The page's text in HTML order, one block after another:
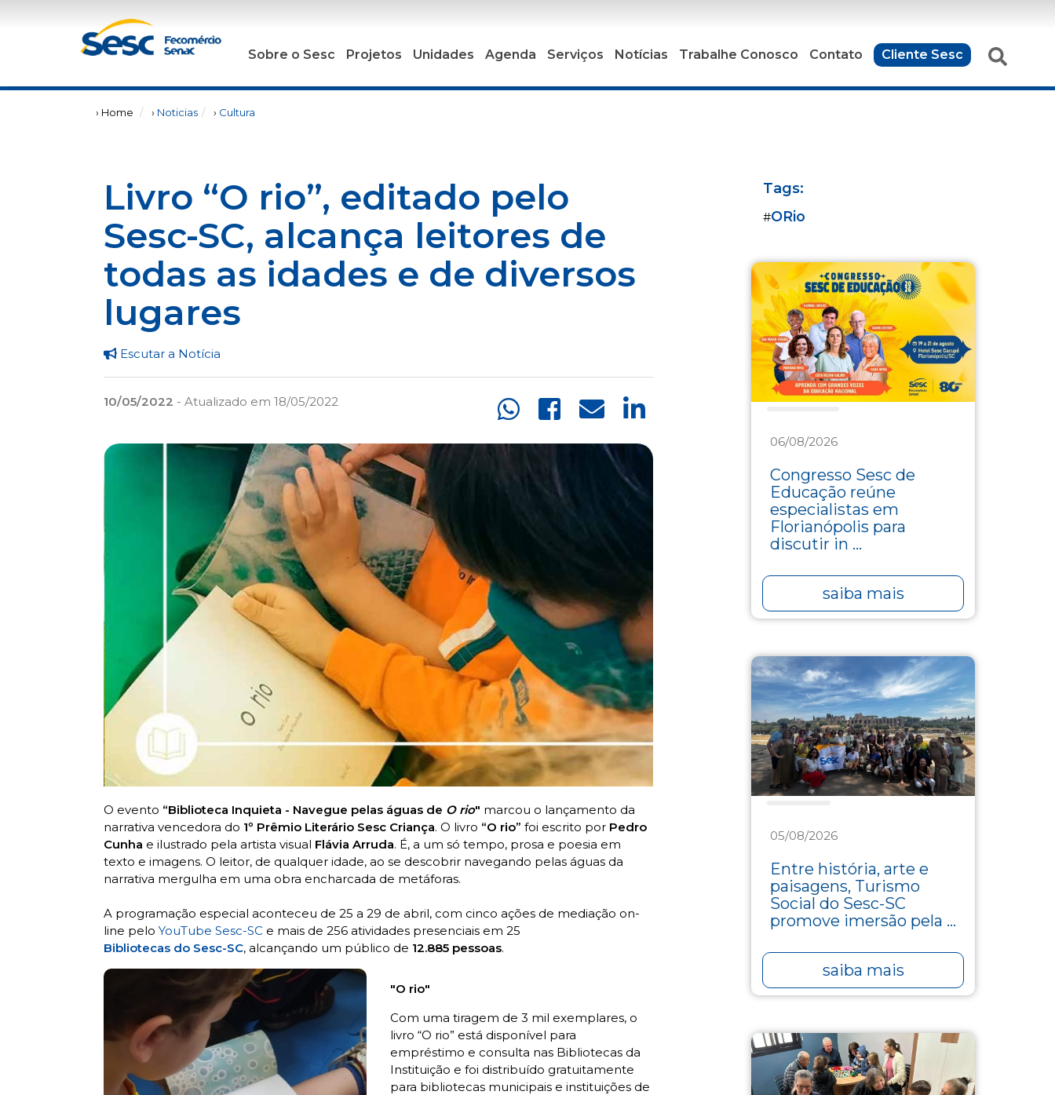
Sobre o Sesc Projetos Unidades Agenda Serviços Notícias Trabalhe Conosco Contato Cliente Sesc
› Home › Noticias › Cultura
Livro “O rio”, editado pelo
Sesc-SC, alcança leitores de
todas as idades e de diversos
lugares
Escutar a Notícia
10/05/2022 - Atualizado em 18/05/2022
O evento “Biblioteca Inquieta - Navegue pelas águas de O rio" marcou o lançamento da
narrativa vencedora do 1º Prêmio Literário Sesc Criança. O livro “O rio” foi escrito por Pedro
Cunha e ilustrado pela artista visual Flávia Arruda. É, a um só tempo, prosa e poesia em
texto e imagens. O leitor, de qualquer idade, ao se descobrir navegando pelas águas da
narrativa mergulha em uma obra encharcada de metáforas.
A programação especial aconteceu de 25 a 29 de abril, com cinco ações de mediação on-
line pelo YouTube Sesc-SC e mais de 256 atividades presenciais em 25
Bibliotecas do Sesc-SC, alcançando um público de 12.885 pessoas.
"O rio"
Com uma tiragem de 3 mil exemplares, o
livro “O rio” está disponível para
empréstimo e consulta nas Bibliotecas da
Instituição e foi distribuído gratuitamente
para bibliotecas municipais e instituições de
Tags:
#ORio
06/08/2026
Congresso Sesc de
Educação reúne
especialistas em
Florianópolis para
discutir in ...
saiba mais
05/08/2026
Entre história, arte e
paisagens, Turismo
Social do Sesc-SC
promove imersão pela ...
saiba mais